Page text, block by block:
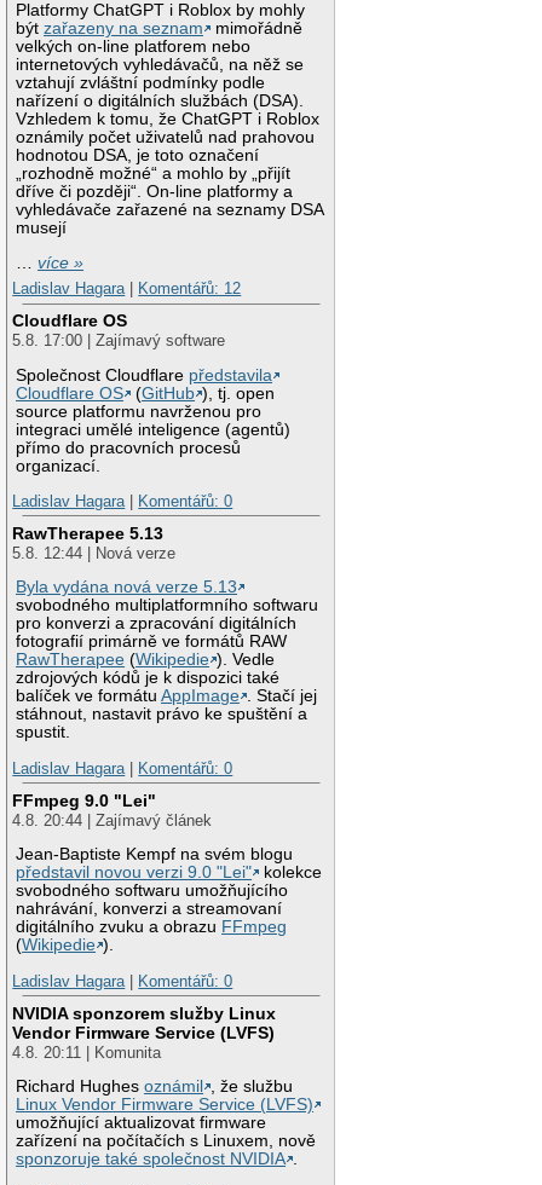
Platformy ChatGPT i Roblox by mohly
býtzařazeny na seznam
mimořádně
velkých on-line platforem nebo
internetových vyhledávačů, na něž se
vztahují zvláštní podmínky podle
nařízení o digitálních službách (DSA).
Vzhledem k tomu, že ChatGPT i Roblox
oznámily počet uživatelů nad prahovou
hodnotou DSA, je toto označení
„rozhodně možné“ a mohlo by „přijít
dříve či později“. On-line platformy a
vyhledávače zařazené na seznamy DSA
musejí
…více »
Ladislav Hagara| Komentářů: 12
Cloudflare OS
5.8. 17:00 | Zajímavý software
Společnost Cloudflare představila
Cloudflare OS
(GitHub ), tj. open
source platformu navrženou pro
integraci umělé inteligence (agentů)
přímo do pracovních procesů
organizací.
Ladislav Hagara| Komentářů: 0
RawTherapee 5.13
5.8. 12:44 | Nová verze
Byla vydána nová verze 5.13
svobodného multiplatformního softwaru
pro konverzi a zpracování digitálních
fotografií primárně ve formátů RAW
RawTherapee (Wikipedie ). Vedle
zdrojových kódů je k dispozici také
balíček ve formátuAppImage . Stačí jej
stáhnout, nastavit právo ke spuštění a
spustit.
Ladislav Hagara| Komentářů: 0
FFmpeg 9.0 "Lei"
4.8. 20:44 | Zajímavý článek
Jean-Baptiste Kempf na svém blogu
představil novou verzi 9.0 "Lei"
kolekce
svobodného softwaru umožňujícího
nahrávání, konverzi a streamovaní
digitálního zvuku a obrazu FFmpeg
(Wikipedie ).
Ladislav Hagara| Komentářů: 0
NVIDIA sponzorem služby Linux
Vendor Firmware Service (LVFS)
4.8. 20:11 | Komunita
Richard Hughesoznámil
, že službu
Linux Vendor Firmware Service (LVFS)
umožňující aktualizovat firmware
zařízení na počítačích s Linuxem, nově
sponzoruje také společnost NVIDIA .